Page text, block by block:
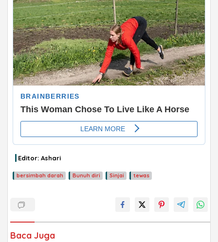
Editor: Ashari
bersimbah darah Bunuh diri Sinjai tewas
Baca Juga